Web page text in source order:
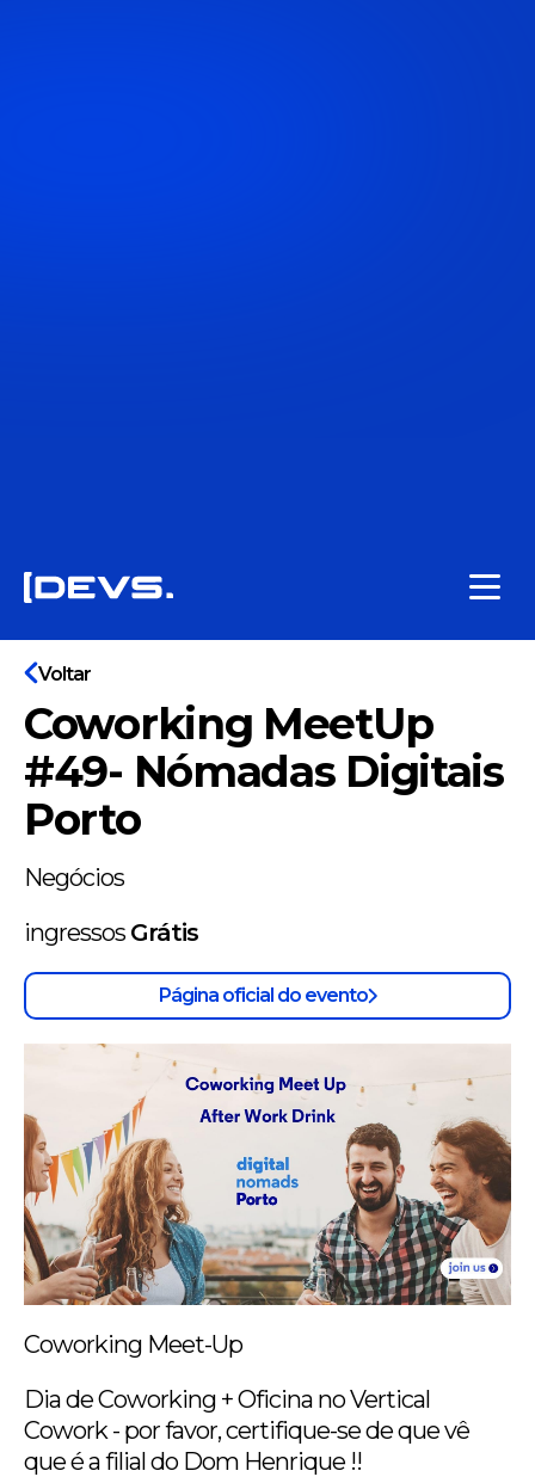
Voltar
Coworking MeetUp
#49- Nómadas Digitais
Porto
Negócios
ingressos Grátis
Página oficial do evento
Coworking Meet-Up
Dia de Coworking + Oficina no Vertical
Cowork - por favor, certifique-se de que vê
que é a filial do Dom Henrique !!